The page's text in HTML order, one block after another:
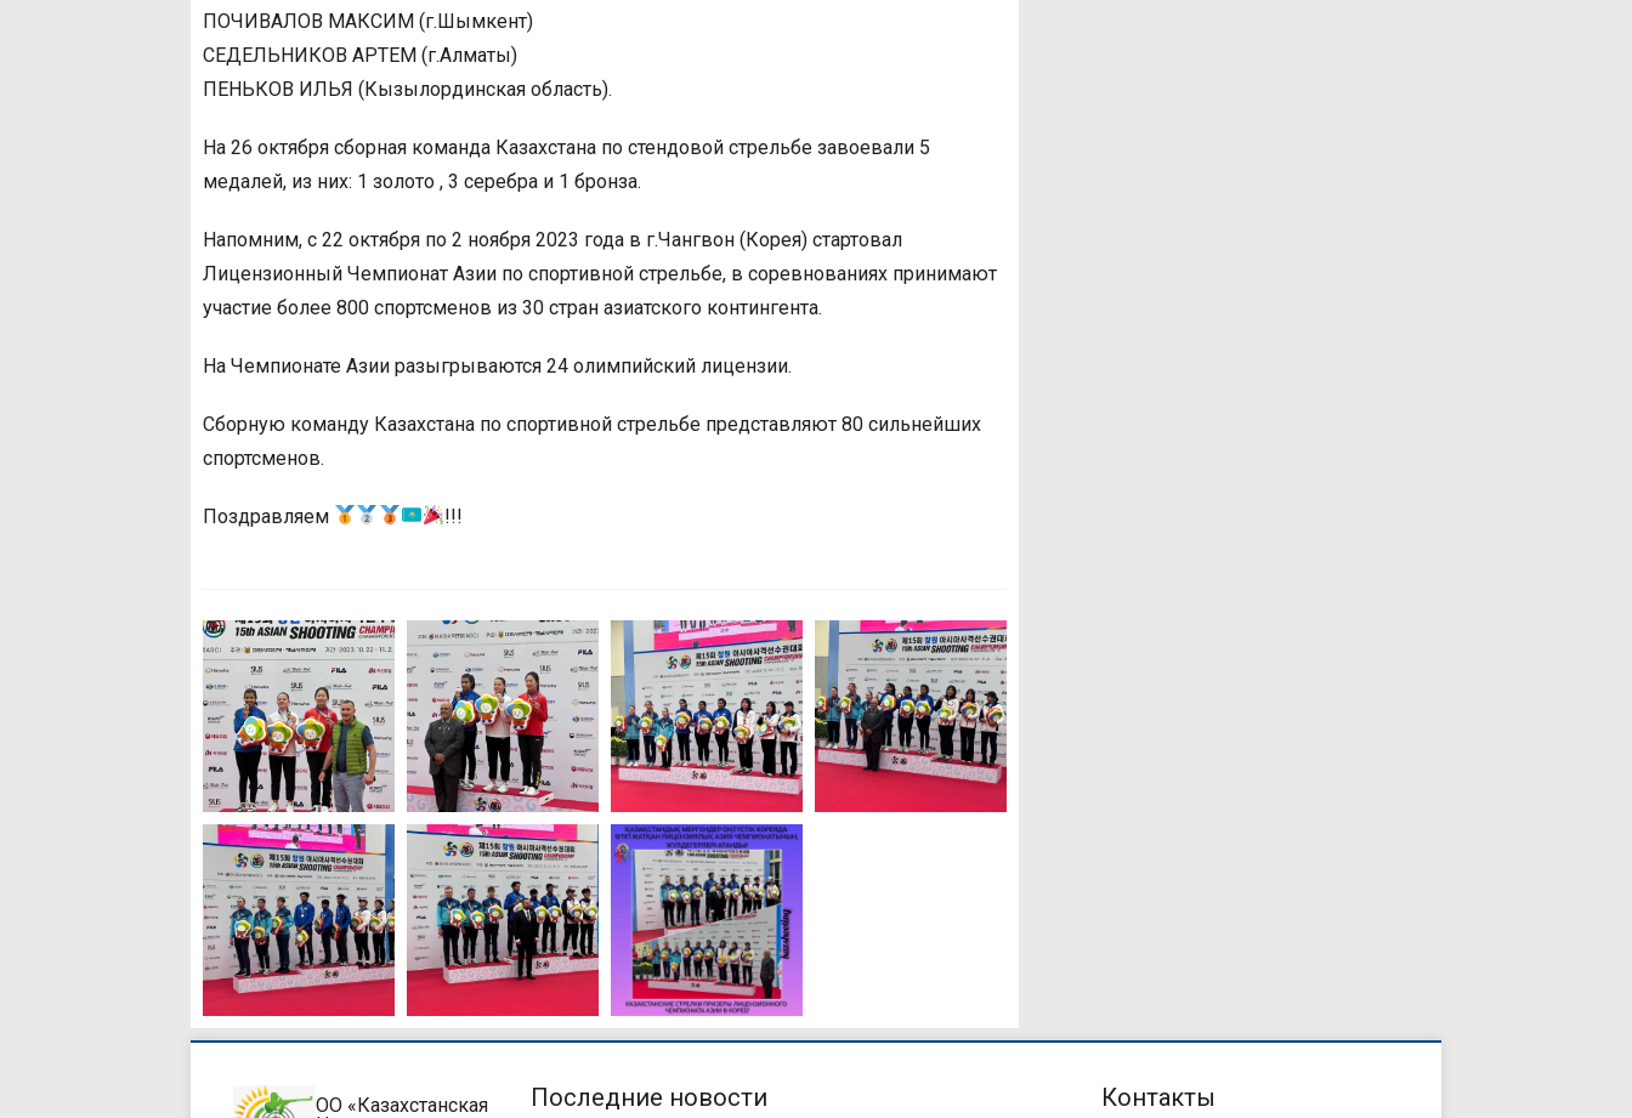
ПОЧИВАЛОВ МАКСИМ (г.Шымкент)
СЕДЕЛЬНИКОВ АРТЕМ (г.Алматы)
ПЕНЬКОВ ИЛЬЯ (Кызылординская область).
На 26 октября сборная команда Казахстана по стендовой стрельбе завоевали 5
медалей, из них: 1 золото , 3 серебра и 1 бронза.
Напомним, с 22 октября по 2 ноября 2023 года в г.Чангвон (Корея) стартовал
Лицензионный Чемпионат Азии по спортивной стрельбе, в соревнованиях принимают
участие более 800 спортсменов из 30 стран азиатского контингента.
На Чемпионате Азии разыгрываются 24 олимпийский лицензии.
Сборную команду Казахстана по спортивной стрельбе представляют 80 сильнейших
спортсменов.
Поздравляем !!!
ОО «Казахстанская
Последние новости Контакты